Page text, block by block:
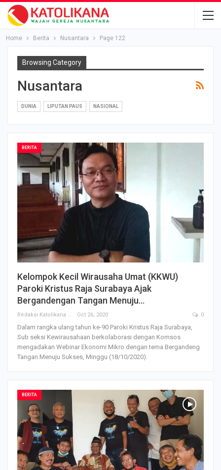
Home Berita Nusantara Page 122
Browsing Category
Nusantara
DUNIA LIPUTAN PAUS NASIONAL
BERITA
Kelompok Kecil Wirausaha Umat (KKWU)
Paroki Kristus Raja Surabaya Ajak
Bergandengan Tangan Menuju…
Redaksi Katolikana Oct 26, 2020 0
Dalam rangka ulang tahun ke-90 Paroki Kristus Raja Surabaya,
Sub seksi Kewirausahaan berkolaborasi dengan Komsos
mengadakan Webinar Ekonomi Mikro dengan tema Bergandeng
Tangan Menuju Sukses, Minggu (18/10/2020).
BERITA